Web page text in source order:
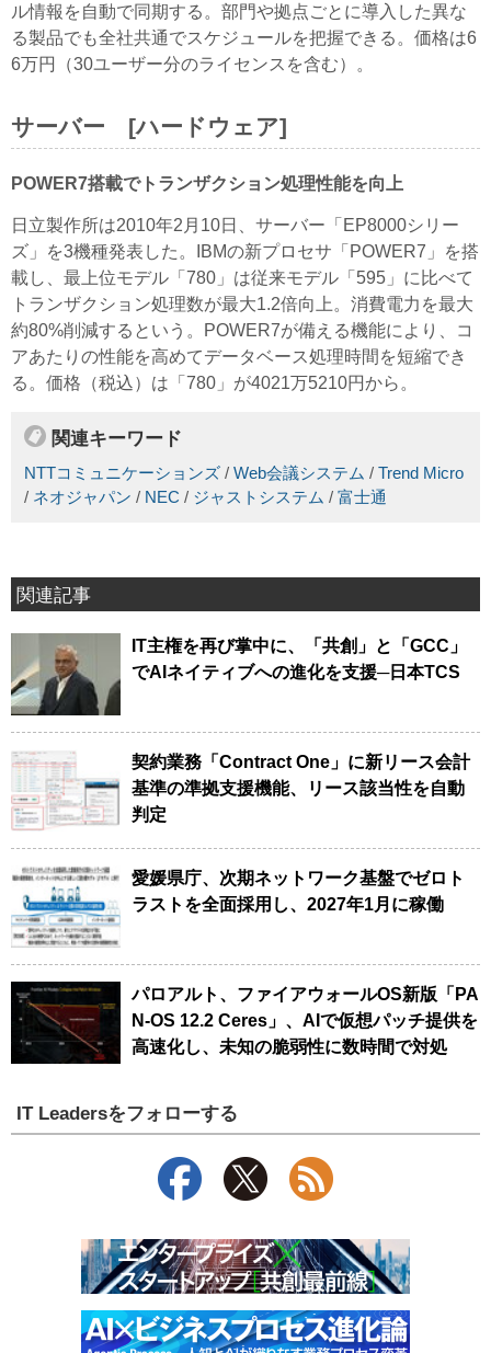
ル情報を自動で同期する。部門や拠点ごとに導入した異な
る製品でも全社共通でスケジュールを把握できる。価格は6
6万円（30ユーザー分のライセンスを含む）。
サーバー [ハードウェア]
POWER7搭載でトランザクション処理性能を向上
日立製作所は2010年2月10日、サーバー「EP8000シリー
ズ」を3機種発表した。IBMの新プロセサ「POWER7」を搭
載し、最上位モデル「780」は従来モデル「595」に比べて
トランザクション処理数が最大1.2倍向上。消費電力を最大
約80%削減するという。POWER7が備える機能により、コ
アあたりの性能を高めてデータベース処理時間を短縮でき
る。価格（税込）は「780」が4021万5210円から。
関連キーワード
NTTコミュニケーションズ / Web会議システム / Trend Micro
/ ネオジャパン / NEC / ジャストシステム / 富士通
関連記事
IT主権を再び掌中に、「共創」と「GCC」
でAIネイティブへの進化を支援─日本TCS
契約業務「Contract One」に新リース会計
基準の準拠支援機能、リース該当性を自動
判定
愛媛県庁、次期ネットワーク基盤でゼロト
ラストを全面採用し、2027年1月に稼働
パロアルト、ファイアウォールOS新版「PA
N-OS 12.2 Ceres」、AIで仮想パッチ提供を
高速化し、未知の脆弱性に数時間で対処
IT Leadersをフォローする